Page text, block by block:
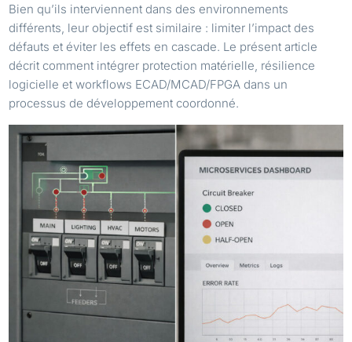
Bien qu’ils interviennent dans des environnements
différents, leur objectif est similaire : limiter l’impact des
défauts et éviter les effets en cascade. Le présent article
décrit comment intégrer protection matérielle, résilience
logicielle et workflows ECAD/MCAD/FPGA dans un
processus de développement coordonné.